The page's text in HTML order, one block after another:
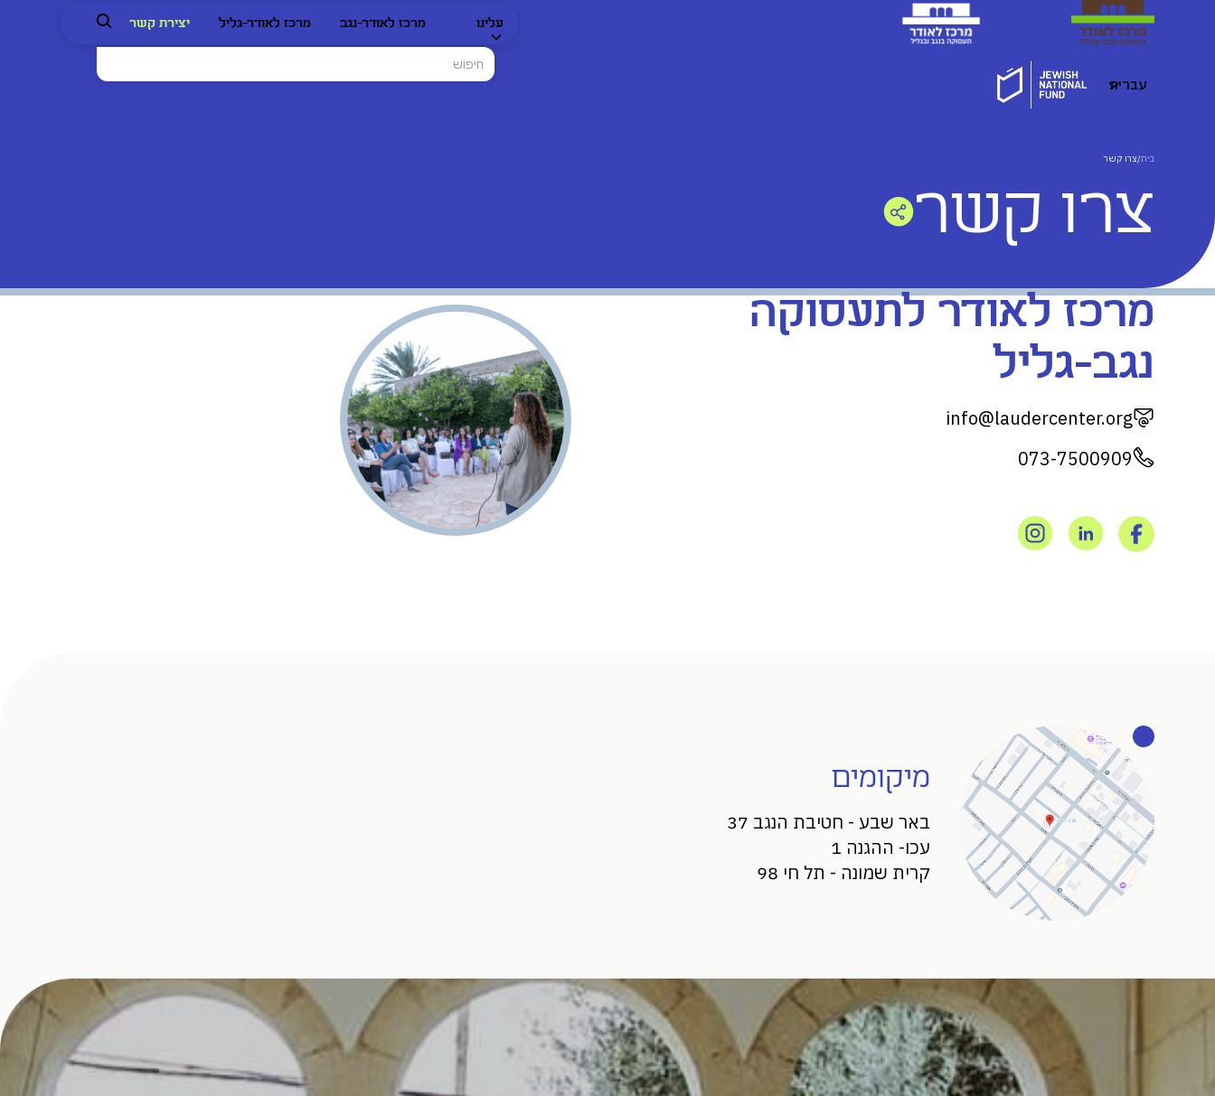
עלינו מרכז לאודר-נגב מרכז לאודר-גליל יצירת קשר
עברית
בית/צרו קשר
צרו קשר
מרכז לאודר לתעסוקה
נגב-גליל
info@laudercenter.org
073-7500909
מיקומים
באר שבע - חטיבת הנגב 37
עכו- ההגנה 1
קרית שמונה - תל חי 98